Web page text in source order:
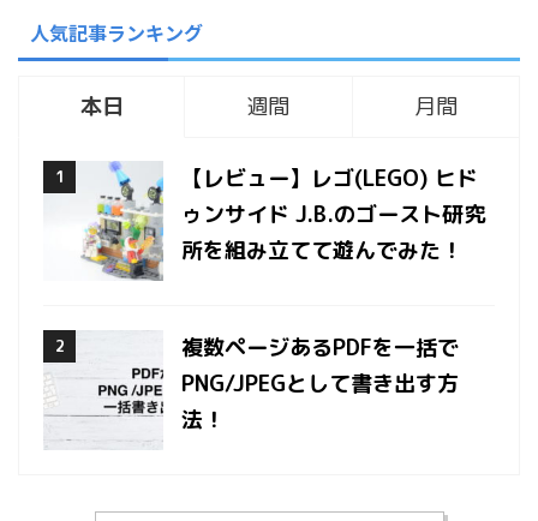
人気記事ランキング
本日 週間 月間
【レビュー】レゴ(LEGO) ヒド
ゥンサイド J.B.のゴースト研究
所を組み立てて遊んでみた！
複数ページあるPDFを一括で
PNG/JPEGとして書き出す方
法！